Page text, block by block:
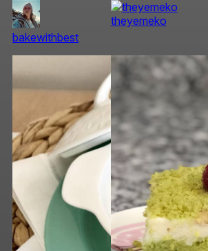
bakewithbest
theyemeko